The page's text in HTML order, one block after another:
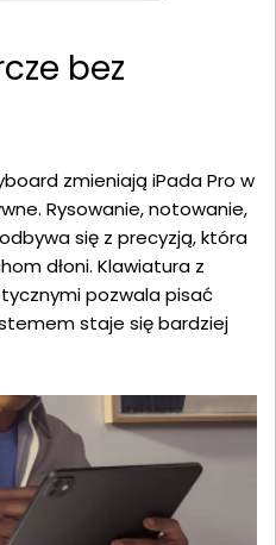
bez
zmieniają iPada Pro w
Rysowanie, notowanie,
się z precyzją, która
dłoni. Klawiatura z
pozwala pisać
staje się bardziej